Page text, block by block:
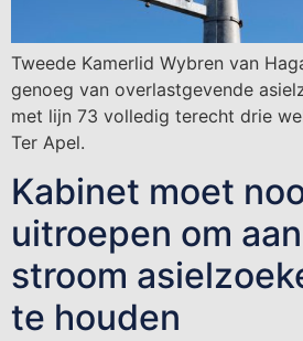
Tweede Kamerlid Wybren van
genoeg van overlastgevende
met lijn 73 volledig terecht drie
Ter Apel.
Kabinet moet
uitroepen om
stroom
te houden